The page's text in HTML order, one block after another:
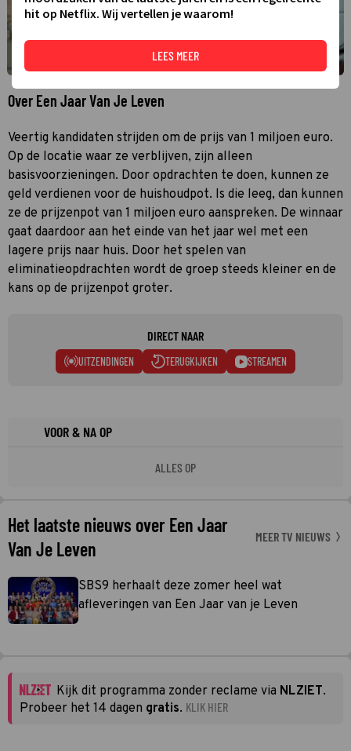
Over Een Jaar Van Je Leven
Veertig kandidaten strijden om de prijs van 1 miljoen euro.
Op de locatie waar ze verblijven, zijn alleen
basisvoorzieningen. Door opdrachten te doen, kunnen ze
geld verdienen voor de huishoudpot. Is die leeg, dan kunnen
ze de prijzenpot van 1 miljoen euro aanspreken. De winnaar
gaat daardoor aan het einde van het jaar wel met een
lagere prijs naar huis. Door het spelen van
eliminatieopdrachten wordt de groep steeds kleiner en de
kans op de prijzenpot groter.
DIRECT NAAR
UITZENDINGEN TERUGKIJKEN STREAMEN
VOOR & NA OP
ALLES OP
Het laatste nieuws over Een Jaar
Van Je Leven
MEER TV NIEUWS
SBS9 herhaalt deze zomer heel wat
afleveringen van Een Jaar van je Leven
Kijk dit programma zonder reclame via NLZIET.
Probeer het 14 dagen gratis. KLIK HIER
hit op Netflix. Wij vertellen je waarom!
LEES MEER